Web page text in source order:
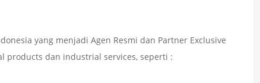
yang menjadi Agen Resmi dan Partner Exclusive
products dan industrial services, seperti :